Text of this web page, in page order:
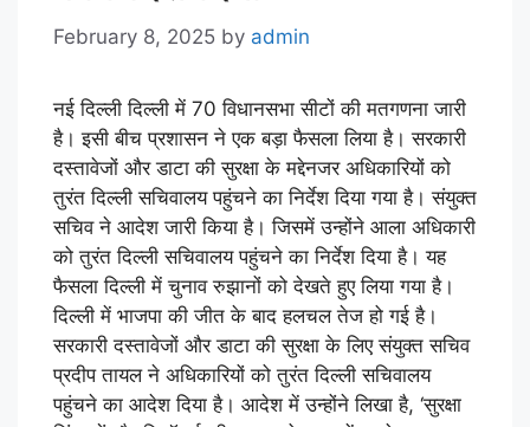
February 8, 2025 by admin
नई दिल्ली दिल्ली में 70 विधानसभा सीटों की मतगणना जारी
है। इसी बीच प्रशासन ने एक बड़ा फैसला लिया है। सरकारी
दस्तावेजों और डाटा की सुरक्षा के मद्देनजर अधिकारियों को
तुरंत दिल्ली सचिवालय पहुंचने का निर्देश दिया गया है। संयुक्त
सचिव ने आदेश जारी किया है। जिसमें उन्होंने आला अधिकारी
को तुरंत दिल्ली सचिवालय पहुंचने का निर्देश दिया है। यह
फैसला दिल्ली में चुनाव रुझानों को देखते हुए लिया गया है।
दिल्ली में भाजपा की जीत के बाद हलचल तेज हो गई है।
सरकारी दस्तावेजों और डाटा की सुरक्षा के लिए संयुक्त सचिव
प्रदीप तायल ने अधिकारियों को तुरंत दिल्ली सचिवालय
पहुंचने का आदेश दिया है। आदेश में उन्होंने लिखा है, ‘सुरक्षा